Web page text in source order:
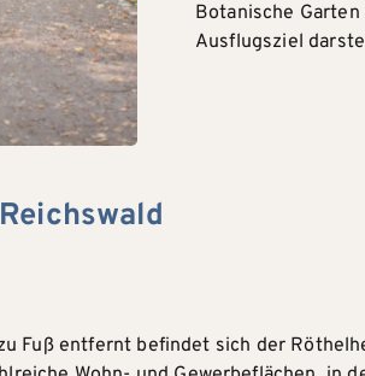
Botanische
Ausflugsziel
Fuß entfernt befindet sich der